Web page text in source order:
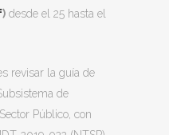
) desde el 25 hasta el
revisar la guía de
de
Público, con